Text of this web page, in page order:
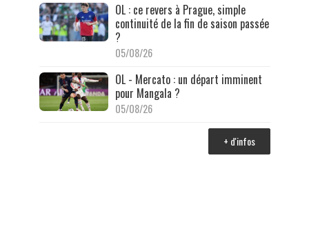
OL : ce revers à Prague, simple
continuité de la fin de saison passée
?
05/08/26
OL - Mercato : un départ imminent
pour Mangala ?
05/08/26
+ d'infos